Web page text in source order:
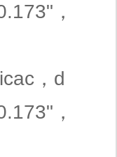
，
，d
，